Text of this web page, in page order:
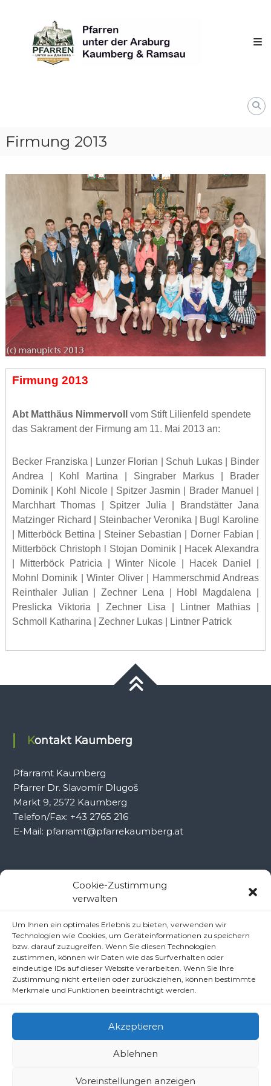
Cookie-Zustimmung
verwalten
Um Ihnen ein optimales Erlebnis zu bieten, verwenden wir
Technologien wie Cookies, um Geräteinformationen zu speichern
bzw. darauf zuzugreifen. Wenn Sie diesen Technologien
zustimmen, können wir Daten wie das Surfverhalten oder
eindeutige IDs auf dieser Website verarbeiten. Wenn Sie Ihre
Zustimmung nicht erteilen oder zurückziehen, können bestimmte
Merkmale und Funktionen beeinträchtigt werden.
Akzeptieren
Ablehnen
Voreinstellungen anzeigen
content
unter
derAraburg
Kaumberg
Firmung 2013
Firmung 2013
Abt Matthäus Nimmervoll
vom Stift Lilienfeld spendete
das Sakrament der Firmung am 11. Mai 2013 an:
Becker Franziska | Lunzer Florian | Schuh Lukas | Binder
Andrea | Kohl Martina | Singraber Markus | Brader
Dominik | Kohl Nicole | Spitzer Jasmin | Brader Manuel |
Marchhart Thomas | Spitzer Julia | Brandstätter Jana
Matzinger Richard | Steinbacher Veronika | Bugl Karoline
| Mitterböck Bettina | Steiner Sebastian | Dorner Fabian |
Mitterböck Christoph l Stojan Dominik | Hacek Alexandra
| Mitterböck Patricia | Winter Nicole | Hacek Daniel |
Mohnl Dominik | Winter Oliver | Hammerschmid Andreas
Reinthaler Julian | Zechner Lena | Hobl Magdalena |
Preslicka Viktoria | Zechner Lisa | Lintner Mathias |
Schmoll Katharina | Zechner Lukas | Lintner Patrick
Kontakt Kaumberg
Pfarramt Kaumberg
Pfarrer Dr. Slavomír Dlugoš
Markt 9, 2572 Kaumberg
Telefon/Fax: +43 2765 216
E-Mail: pfarramt@pfarrekaumberg.at
Kontakt Ramsau
Pfarrer Dr. Slavomír Dlugoš
Oberdörfl 8, 3172 Ramsau
Telefon: +43 2764 8240
E-Mail: pfarre.ramsau@gmx.at
Pfarren unter derAraburg